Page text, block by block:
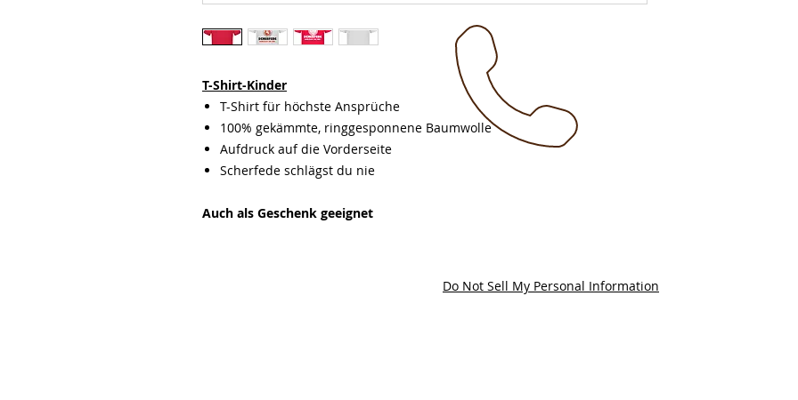
T-Shirt-Kinder
T-Shirt für höchste Ansprüche
100% gekämmte, ringgesponnene Baumwolle
Aufdruck auf die Vorderseite
Scherfede schlägst du nie
Auch als Geschenk geeignet
Do Not Sell My Personal Information